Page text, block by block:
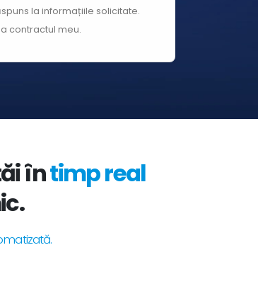
la informațiile solicitate.
contractul meu.
întimp real